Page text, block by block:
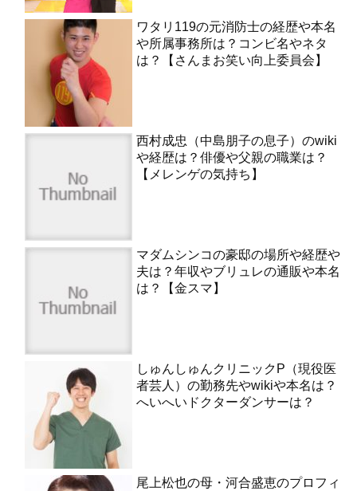
ワタリ119の元消防士の経歴や本名
や所属事務所は？コンビ名やネタ
は？【さんまお笑い向上委員会】
西村成忠（中島朋子の息子）のwiki
や経歴は？俳優や父親の職業は？
【メレンゲの気持ち】
マダムシンコの豪邸の場所や経歴や
夫は？年収やブリュレの通販や本名
は？【金スマ】
しゅんしゅんクリニックP（現役医
者芸人）の勤務先やwikiや本名は？
へいへいドクターダンサーは？
尾上松也の母・河合盛恵のプロフィ